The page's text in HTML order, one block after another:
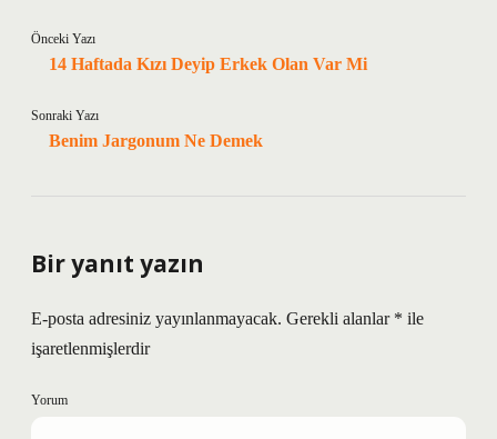
Önceki Yazı
14 Haftada Kızı Deyip Erkek Olan Var Mi
Sonraki Yazı
Benim Jargonum Ne Demek
Bir yanıt yazın
E-posta adresiniz yayınlanmayacak. Gerekli alanlar * ile
işaretlenmişlerdir
Yorum